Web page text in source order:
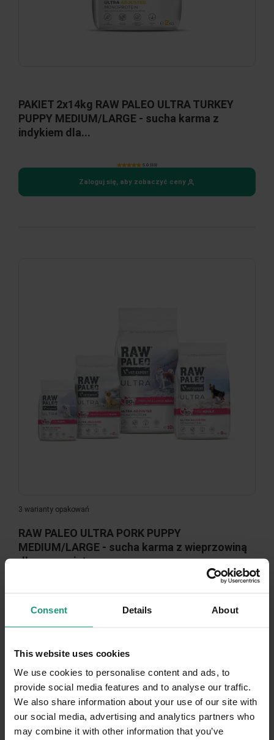
Consent Details About
This website uses cookies
We use cookies to personalise content and ads, to
provide social media features and to analyse our traffic.
We also share information about your use of our site with
our social media, advertising and analytics partners who
may combine it with other information that you’ve
PAKIET 2x14kg RAW PALEO ULTRA TURKEY
PUPPY MEDIUM/LARGE - sucha karma z
indykiem dla...
5.0 (33)
Zaloguj się, aby zobaczyć ceny
3 warianty opakowań
RAW PALEO ULTRA PORK PUPPY
MEDIUM/LARGE - sucha karma z wieprzowiną
dla szczeniąt ras...
Zaloguj się, aby zobaczyć ceny